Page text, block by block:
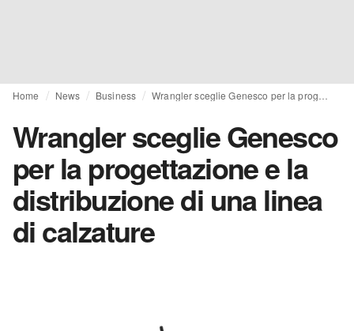
Home News Business
Wrangler sceglie Genesco
per la progettazione e la
distribuzione di una linea
di calzature